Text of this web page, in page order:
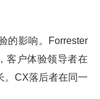
的影响。Forrester
客户体验领导者在
。CX落后者在同一